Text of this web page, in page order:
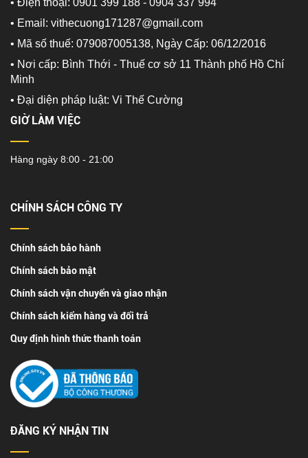
• Email: vithecuong171287@gmail.com
• Mã số thuế: 079087005138, Ngày Cấp: 06/12/2016
• Nơi cấp: Bình Thới - Thuế cơ sở 11 Thành phố Hồ Chí
Minh
• Đại diện pháp luật: Vi Thế Cường
GIỜ LÀM VIỆC
Hàng ngày 8:00 - 21:00
CHÍNH SÁCH CÔNG TY
Chính sách bảo hành
Chính sách bảo mật
Chính sách vận chuyển và giao nhận
Chính sách kiểm hàng và đổi trả
Quy định hình thức thanh toán
ĐĂNG KÝ NHẬN TIN